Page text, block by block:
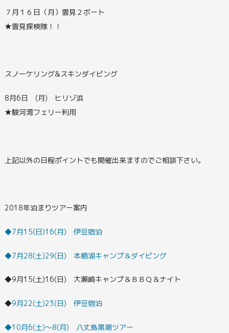
７月１６日（月）雲見２ボート
★雲見探検隊！！
スノーケリング&スキンダイビング
8月6日 (月) ヒリゾ浜
★駿河湾フェリー利用
上記以外の日程ポイントでも開催出来ますのでご相談下さい。
2018年泊まりツアー案内
◆7月15(日)16(月) 伊豆宿泊
◆7月28(土)29(日) 本栖湖キャンプ＆ダイビング
◆9月15(土)16(日) 大瀬崎キャンプ＆ＢＢＱ＆ナイト
◆9月22(土)23(日) 伊豆宿泊
◆10月6(土)～8(月) 八丈島黒潮ツアー